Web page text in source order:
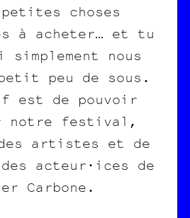
choses
à acheter… et tu
simplement nous
peu de sous.
est de pouvoir
notre festival,
artistes et de
acteur·ices de
Carbone.